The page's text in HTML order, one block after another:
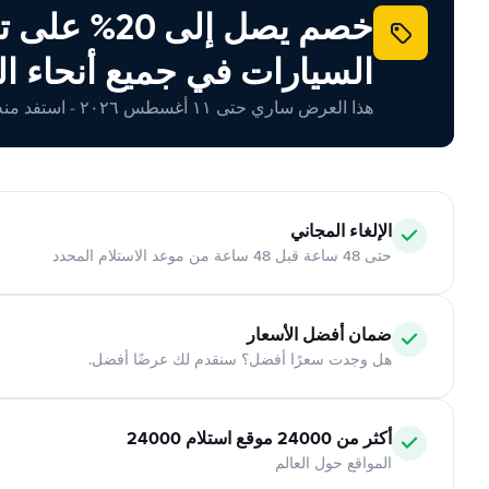
خصم يصل إلى 20%
السيارات في جميع أنحاء
هذا العرض ساري حتى ١١ أغسطس ٢٠٢٦ - استفد منه اليوم!
الإلغاء المجاني
حتى 48 ساعة قبل 48 ساعة من موعد الاستلام المحدد
ضمان أفضل الأسعار
هل وجدت سعرًا أفضل؟ سنقدم لك عرضًا أفضل.
أكثر من 24000 موقع استلام 24000
المواقع حول العالم